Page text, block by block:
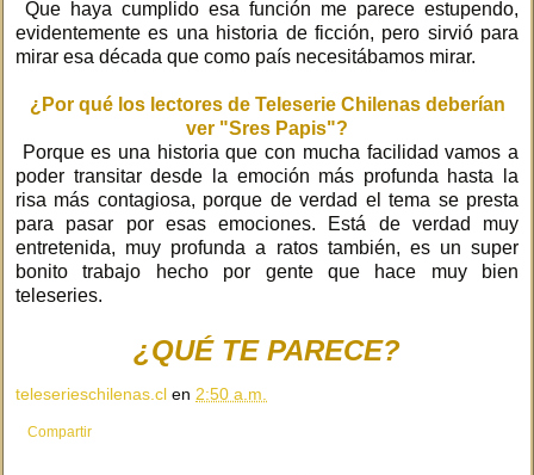
Que haya cumplido esa función me parece estupendo,
evidentemente es una historia de ficción, pero sirvió para
mirar esa década que como país necesitábamos mirar.
¿Por qué los lectores de Teleserie Chilenas deberían
ver "Sres Papis"?
Porque es una historia que con mucha facilidad vamos a
poder transitar desde la emoción más profunda hasta la
risa más contagiosa, porque de verdad el tema se presta
para pasar por esas emociones. Está de verdad muy
entretenida, muy profunda a ratos también, es un super
bonito trabajo hecho por gente que hace muy bien
teleseries.
¿QUÉ TE PARECE?
teleserieschilenas.cl en 2:50 a.m.
Compartir